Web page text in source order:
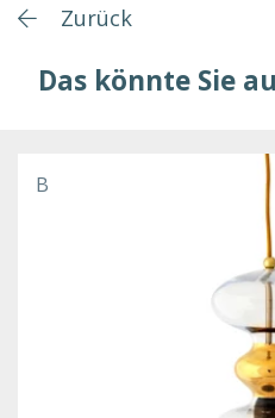
Zurück
Das könnte Sie
B